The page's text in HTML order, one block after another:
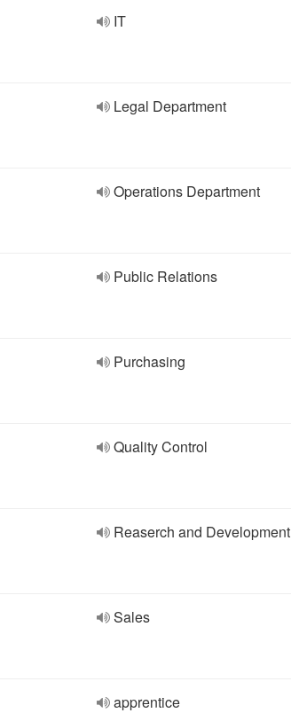
IT
Legal Department
Operations Department
Public Relations
Purchasing
Quality Control
Reaserch and Development
Sales
apprentice